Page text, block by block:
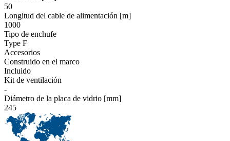
50
Longitud del cable de alimentación [m]
1000
Tipo de enchufe
Type F
Accesorios
Construido en el marco
Incluido
Kit de ventilación
-
Diámetro de la placa de vidrio [mm]
245